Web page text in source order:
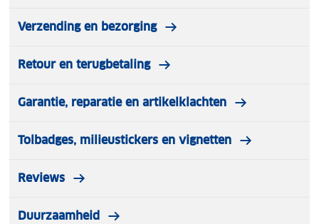
Verzending en bezorging
Retour en terugbetaling
Garantie, reparatie en artikelklachten
Tolbadges, milieustickers en vignetten
Reviews
Duurzaamheid